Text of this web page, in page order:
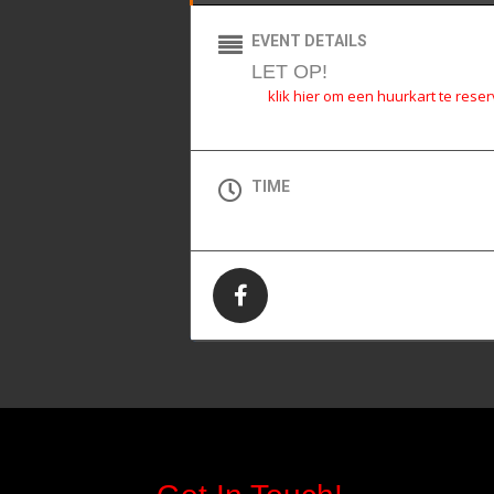
EVENT DETAILS
LET OP!
klik hier om een huurkart te
TIME